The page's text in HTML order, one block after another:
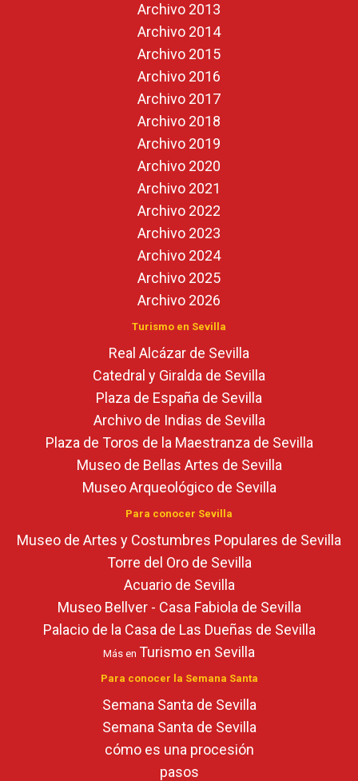
Archivo 2013
Archivo 2014
Archivo 2015
Archivo 2016
Archivo 2017
Archivo 2018
Archivo 2019
Archivo 2020
Archivo 2021
Archivo 2022
Archivo 2023
Archivo 2024
Archivo 2025
Archivo 2026
Turismo en Sevilla
Real Alcázar de Sevilla
Catedral y Giralda de Sevilla
Plaza de España de Sevilla
Archivo de Indias de Sevilla
Plaza de Toros de la Maestranza de Sevilla
Museo de Bellas Artes de Sevilla
Museo Arqueológico de Sevilla
Para conocer Sevilla
Museo de Artes y Costumbres Populares de Sevilla
Torre del Oro de Sevilla
Acuario de Sevilla
Museo Bellver - Casa Fabiola de Sevilla
Palacio de la Casa de Las Dueñas de Sevilla
Más en Turismo en Sevilla
Para conocer la Semana Santa
Semana Santa de Sevilla
Semana Santa de Sevilla
cómo es una procesión
pasos